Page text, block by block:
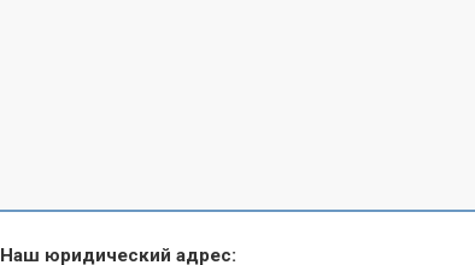
Наш юридический адрес: